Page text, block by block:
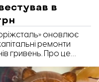
в
оновлює
ремонти
гривень. Про це